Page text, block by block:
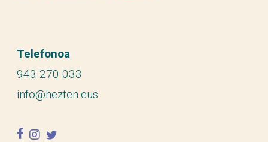
Telefonoa
943 270 033
info@hezten.eus
facebook
instagram
twitter